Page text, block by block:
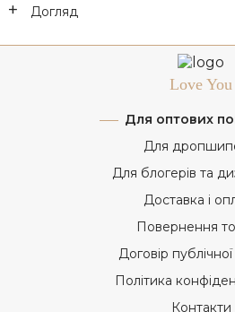
Догляд
Love You
Для оптових
Для
Для блогерів та
Доставка і
Повернення
Договір
Політика
Контакти